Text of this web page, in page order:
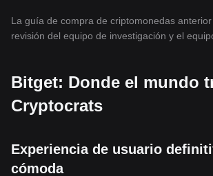
La guía de compra de criptomonedas
revisión del equipo de investigación y el
Bitget: Donde el mundo
Cryptocrats
Experiencia de usuario
cómoda